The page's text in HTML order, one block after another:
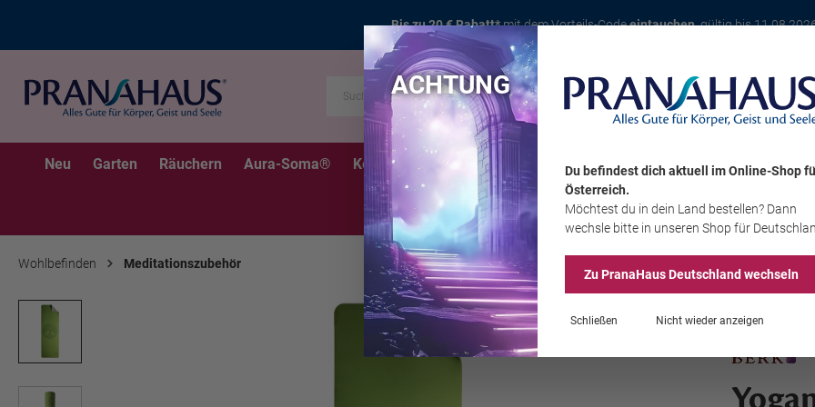
Bis zu 20 € Rabatt*mit dem Vorteils-Codeeintauchen, gültig bis
Karte
Neu Garten Räuchern Aura-Soma® Kerzen Schmuck Edelsteine Wohnambiente
Sale
Wohlbefinden Meditationszubehör
ACHTUNG
Du befindest dich aktuell im Online-Shop
Österreich.
Möchtest du in dein Land bestellen? Dann
wechsle bitte in unseren Shop für
Zu PranaHausDeutschland wechseln
Schließen Nicht wieder anzeigen